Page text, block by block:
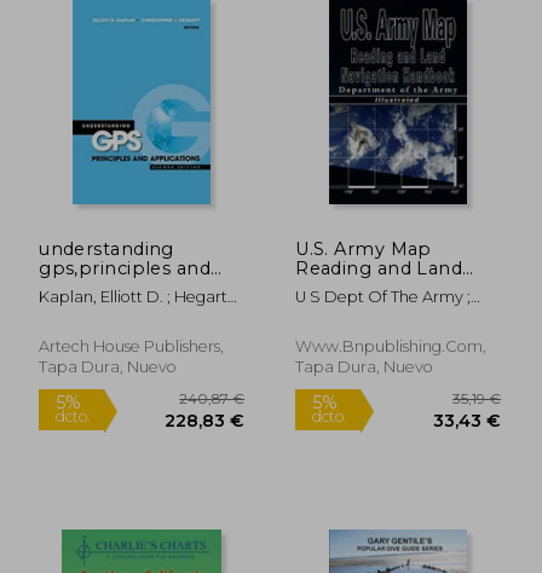
5%
dcto.
42,93 €
40,78 €
5%
dcto.
understanding
gps,principles and
applications (en
Inglés)
Kaplan, Elliott D. ; Hegarty,
Artech House Publishers,
Tapa Dura, Nuevo
U.S. Army Map
Reading and Land
Navigation Handbook
- Illustrated (U.S.
U S Dept Of The Army ;
Department Of The U S
Army
Www.bnpublishing.com,
Tapa Dura, Nuevo